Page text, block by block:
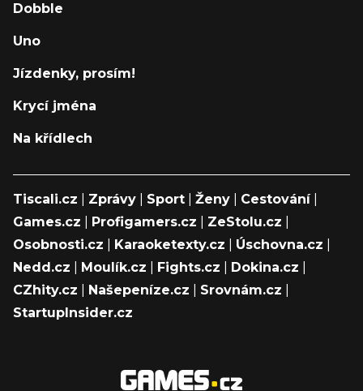
Dobble
Uno
Jízdenky, prosím!
Krycí jména
Na křídlech
Tiscali.cz Zprávy Sport Ženy Cestování|
Games.cz
Profigamers.cz ZeStolu.cz
Osobnosti.cz
Karaoketexty.cz Úschovna.cz
Nedd.cz
Moulík.cz Fights.cz Dokina.cz
CZhity.cz
Našepeníze.cz Srovnám.cz
StartupInsider.cz